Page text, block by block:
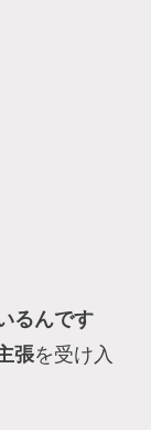
るんです
張を受け入